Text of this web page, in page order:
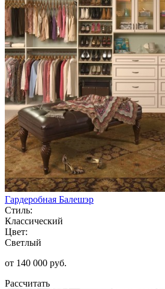
Гардеробная Балешэр
Стиль:
Классический
Цвет:
Светлый
от 140 000 руб.
Рассчитать